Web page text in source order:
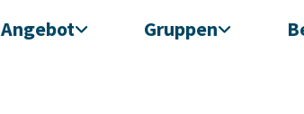
Angebot Gruppen